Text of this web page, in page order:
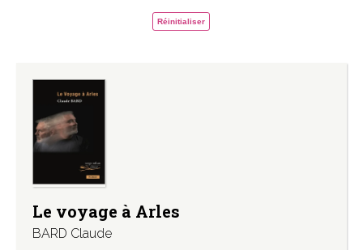
Réinitialiser
Le voyage à Arles
BARD Claude